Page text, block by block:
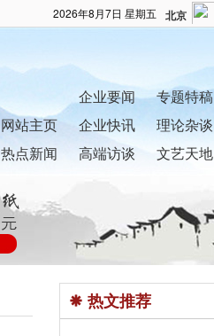
2026年8月7日 星期五
企业要闻 专题特稿
网站主页
企业快讯 理论杂谈
热点新闻
高端访谈 文艺天地
热文推荐